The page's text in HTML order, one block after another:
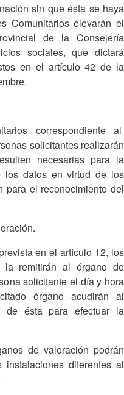
sin que ésta se haya
Comunitarios elevarán el
de la Consejería
sociales, que dictará
en el artículo 42 de la
correspondiente al
solicitantes realizarán
necesarias para la
los datos en virtud de los
para el reconocimiento del
en el artículo 12, los
la remitirán al órgano de
solicitante el día y hora
órgano acudirán al
de ésta para efectuar la
de valoración podrán
diferentes al